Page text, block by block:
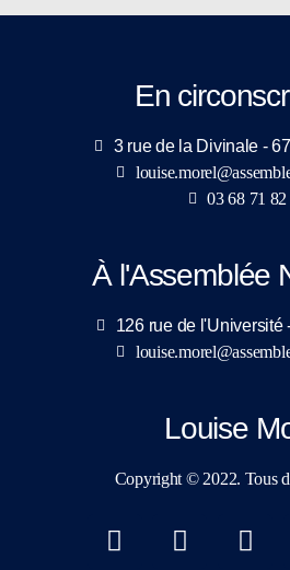
En
3 rue de la Divinale -
03 68 71
À l'Assemblée
126 rue de l'Université
Louise
Copyright © 2022. Tous